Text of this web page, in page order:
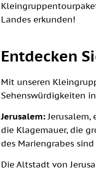
Landes erkunden!
Entdecken
Mit unseren
Sehenswürdigkeiten
Jerusalem:
die Klagemauer, die
des Mariengrabes
Die Altstadt von